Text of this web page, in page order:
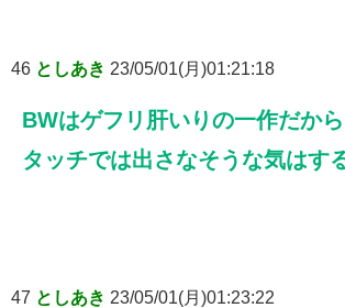
46 としあき 23/05/01(月)01:21:18
BWはゲフリ肝いりの一作だか
タッチでは出さなそうな気はす
47 としあき 23/05/01(月)01:23:22